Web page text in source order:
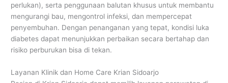
perlukan), serta penggunaan balutan khusus untuk membantu
mengurangi bau, mengontrol infeksi, dan mempercepat
penyembuhan. Dengan penanganan yang tepat, kondisi luka
diabetes dapat menunjukkan perbaikan secara bertahap dan
risiko perburukan bisa di tekan.
Layanan Klinik dan Home Care Krian Sidoarjo